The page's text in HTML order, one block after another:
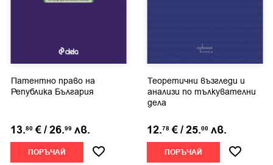
Патентно право на
Република България
13.80 €/26.99 лв.
ПОРЪЧАЙ
Теоретични възгледи и
анализи по тълкувателни
дела
12.78 €/25.00 лв.
ПОРЪЧАЙ